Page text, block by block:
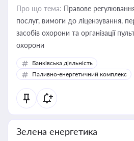
Про що тема: Правове
послуг, вимоги до ліцензування,
засобів охорони та організації
охорони
Банківська діяльність
Паливно-енергетичний комплекс
Зелена енергетика